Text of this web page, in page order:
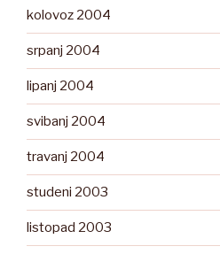
kolovoz 2004
srpanj 2004
lipanj 2004
svibanj 2004
travanj 2004
studeni 2003
listopad 2003